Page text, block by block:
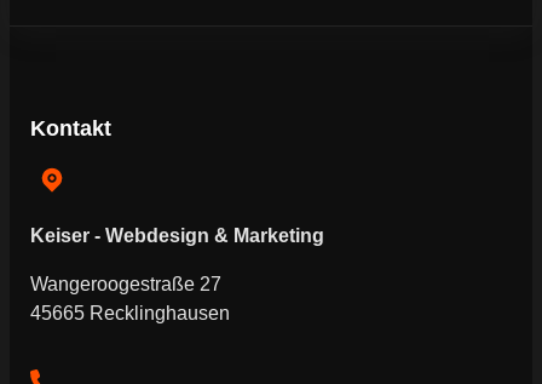
Kontakt
Keiser - Webdesign & Marketing
Wangeroogestraße 27
45665 Recklinghausen